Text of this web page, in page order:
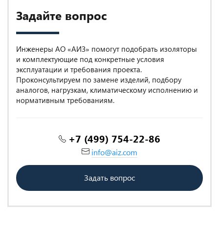
Задайте вопрос
Инженеры АО «АИЗ» помогут подобрать изоляторы
и комплектующие под конкретные условия
эксплуатации и требования проекта.
Проконсультируем по замене изделий, подбору
аналогов, нагрузкам, климатическому исполнению и
нормативным требованиям.
+7 (499) 754-22-86
info@aiz.com
Задать вопрос